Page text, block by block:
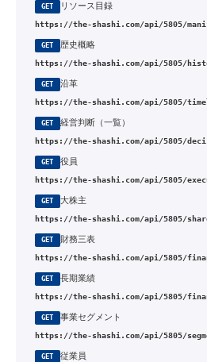
GET リソース目録
https://the-shashi.com/api/5805/
GET 歴史概略
https://the-shashi.com/api/5805/
GET 沿革
https://the-shashi.com/api/5805/
GET 経営判断（一覧）
https://the-shashi.com/api/5805/
GET 役員
https://the-shashi.com/api/5805/
GET 大株主
https://the-shashi.com/api/5805/
GET 財務三表
https://the-shashi.com/api/5805/
GET 長期業績
https://the-shashi.com/api/5805/
GET 事業セグメント
https://the-shashi.com/api/5805/
GET 従業員